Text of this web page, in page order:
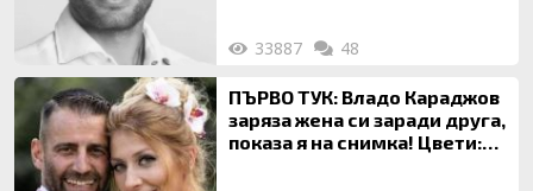
33887 48
ПЪРВО ТУК: Владо Караджов
заряза жена си заради друга,
показа я на снимка! Цвети: